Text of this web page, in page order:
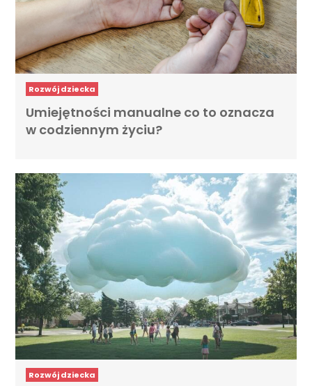
Rozwój dziecka
Umiejętności manualne co to oznacza
w codziennym życiu?
Rozwój dziecka